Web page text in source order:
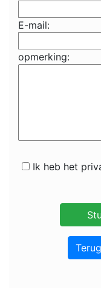
E-mail:
opmerking:
Ik heb het